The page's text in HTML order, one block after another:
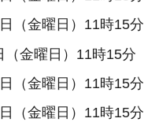
（金曜日）11時15分
（金曜日）11時15分
（金曜日）11時15分
（金曜日）11時15分